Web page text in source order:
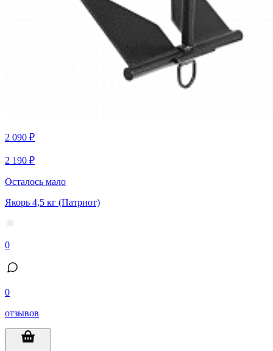
2 090 ₽
2 190 ₽
Осталось мало
Якорь 4,5 кг (Патриот)
0
0
отзывов